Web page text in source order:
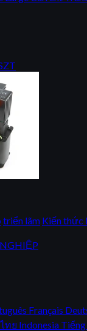
triển lãm Kiến thức
Français
ไทย Indonesia